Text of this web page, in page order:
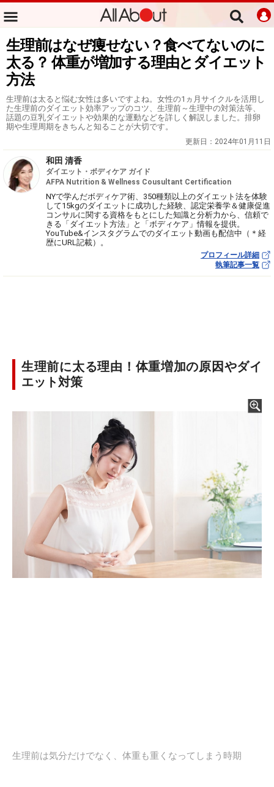
生理前はなぜ痩せない？食べてないのに
太る？ 体重が増加する理由とダイエット
方法
生理前は太ると悩む女性は多いですよね。女性の1ヵ月サイクルを活用し
た生理前のダイエット効率アップのコツ、生理前～生理中の対策法等、
話題の豆乳ダイエットや効果的な運動などを詳しく解説しました。排卵
期や生理周期をきちんと知ることが大切です。
更新日： 2024年01月11日
和田 清香
ダイエット・ボディケア ガイド
AFPA Nutrition & Wellness Cousultant Certification
NYで学んだボディケア術、350種類以上のダイエット法を体験
して15kgのダイエットに成功した経験、認定栄養学＆健康促進
コンサルに関する資格をもとにした知識と分析力から、信頼で
きる「ダイエット方法」と「ボディケア」情報を提供。
YouTube&インスタグラムでのダイエット動画も配信中（＊経
歴にURL記載）。
プロフィール詳細
執筆記事一覧
生理前に太る理由！体重増加の原因やダイ
エット対策
生理前は気分だけでなく、体重も重くなってしまう時期